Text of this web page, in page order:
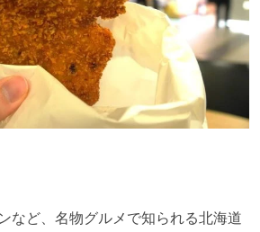
など、名物グルメで知られる北海道